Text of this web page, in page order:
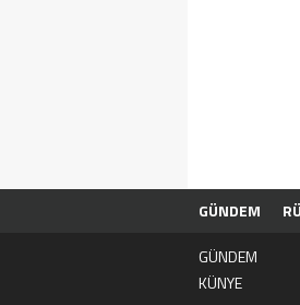
GÜNDEM
GÜNDEM
KÜNYE